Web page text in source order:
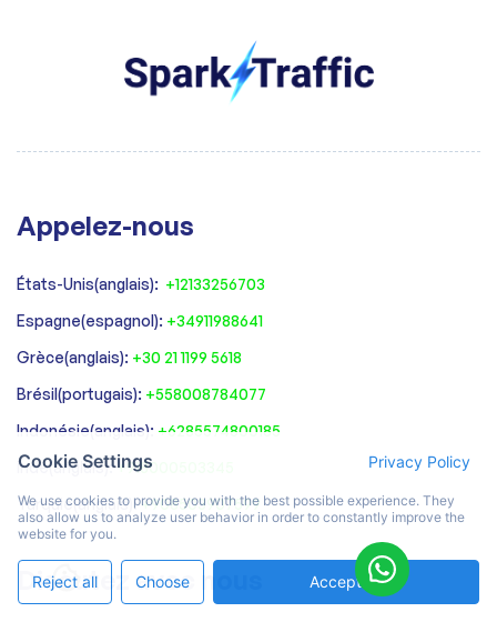
Appelez-nous
États-Unis(anglais): +12133256703
Espagne(espagnol): +34911988641
‍Grèce(anglais): +30 21 1199 5618
‍Brésil(portugais): +558008784077‍
‍Indonésie(anglais): +6285574800185
Inde(anglais):+918000503345
Turquie(anglais):+908503907599
Discutez avec nous
Cookie Settings Privacy Policy
We use cookies to provide you with the best possible experience. They
also allow us to analyze user behavior in order to constantly improve the
website for you.
Reject all Choose Accept All